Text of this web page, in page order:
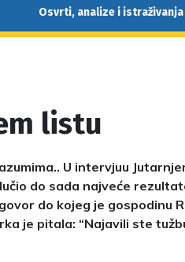
Osvrti, analize i istraživanja
listu
U intervjuu
do sada najveće
do kojeg je gospodinu
je pitala: “Najavili ste